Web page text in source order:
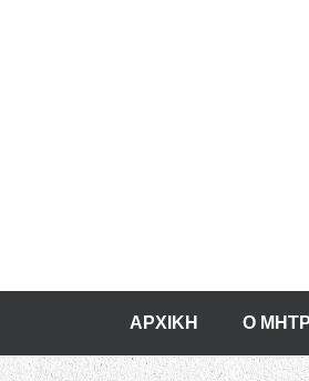
ΑΡΧΙΚΗ Ο